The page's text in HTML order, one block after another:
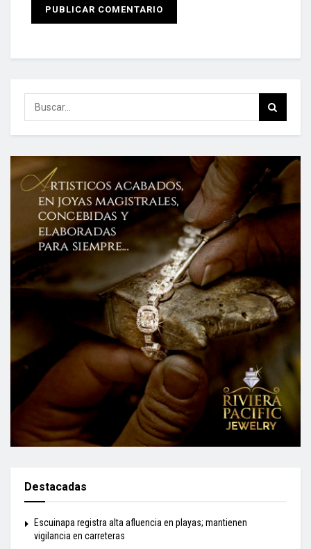
Destacadas
Escuinapa registra alta afluencia en playas; mantienen
vigilancia en carreteras